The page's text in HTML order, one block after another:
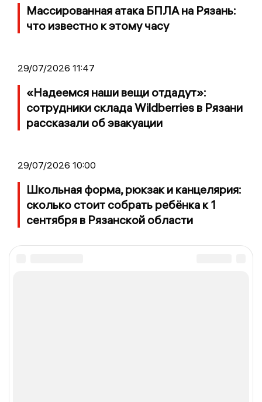
Массированная атака БПЛА на Рязань:
что известно к этому часу
29/07/2026 11:47
«Надеемся наши вещи отдадут»:
сотрудники склада Wildberries в Рязани
рассказали об эвакуации
29/07/2026 10:00
Школьная форма, рюкзак и канцелярия:
сколько стоит собрать ребёнка к 1
сентября в Рязанской области